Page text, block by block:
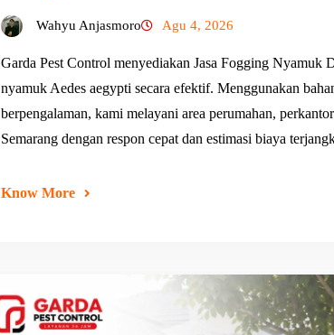
Wahyu Anjasmoro Agu 4, 2026
Garda Pest Control menyediakan Jasa Fogging Nyamuk
nyamuk Aedes aegypti secara efektif. Menggunakan
berpengalaman, kami melayani area perumahan,
Semarang dengan respon cepat dan estimasi biaya
Know More